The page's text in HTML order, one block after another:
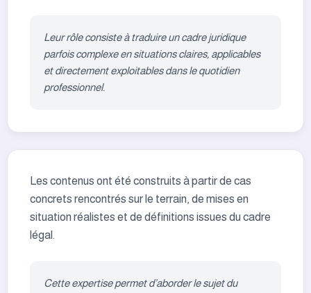
Leur rôle consiste à traduire un cadre juridique
parfois complexe en situations claires, applicables
et directement exploitables dans le quotidien
professionnel.
Les contenus ont été construits à partir de cas
concrets rencontrés sur le terrain, de mises en
situation réalistes et de définitions issues du cadre
légal.
Cette expertise permet d’aborder le sujet du